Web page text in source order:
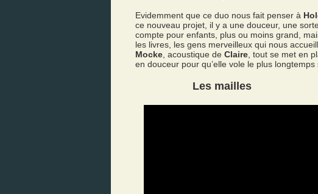
Evidemment que ce duo nous fait penser à
ce nouveau projet, il y a une douceur, une
compte pour enfants, plus ou moins grand,
les livres, les gens merveilleux qui nous
Mocke , acoustique de Claire , tout se met en
en douceur pour qu’elle vole le plus longtemps
Les mailles